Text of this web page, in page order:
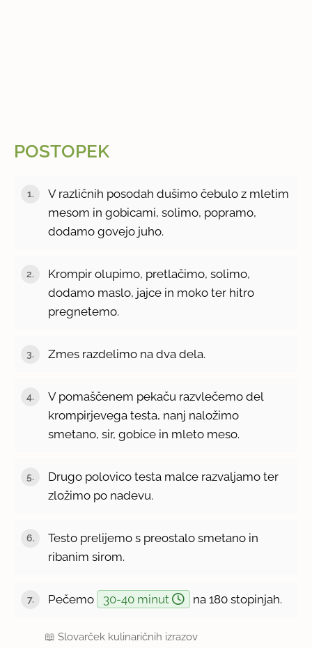
POSTOPEK
V različnih posodah dušimo čebulo z mletim
mesom in gobicami, solimo, popramo,
dodamo govejo juho.
Krompir olupimo, pretlačimo, solimo,
dodamo maslo, jajce in moko ter hitro
pregnetemo.
Zmes razdelimo na dva dela.
V pomaščenem pekaču razvlečemo del
krompirjevega testa, nanj naložimo
smetano, sir, gobice in mleto meso.
Drugo polovico testa malce razvaljamo ter
zložimo po nadevu.
Testo prelijemo s preostalo smetano in
ribanim sirom.
Pečemo 30-40 minut na 180 stopinjah.
📖Slovarček kulinaričnih izrazov